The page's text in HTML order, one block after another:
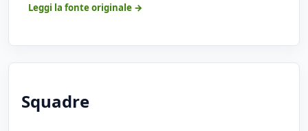
Leggi la fonte originale →
Squadre